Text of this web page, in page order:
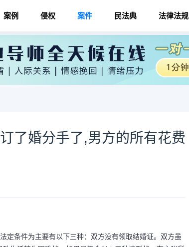
案例 侵权 案件 民法典 法律法规
了婚分手了,男方的所有花费
定条件为主要有以下三种：双方没有领取结婚证。双方虽